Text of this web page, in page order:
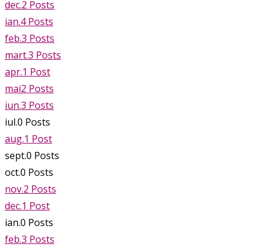
dec.2 Posts
ian.4 Posts
feb.3 Posts
mart.3 Posts
apr.1 Post
mai2 Posts
iun.3 Posts
iul.0 Posts
aug.1 Post
sept.0 Posts
oct.0 Posts
nov.2 Posts
dec.1 Post
ian.0 Posts
feb.3 Posts